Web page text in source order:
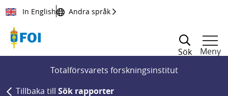
Till innehållet
In English Andra språk
Sök
Meny
Totalförsvarets forskningsinstitut
Tillbaka till Sök rapporter